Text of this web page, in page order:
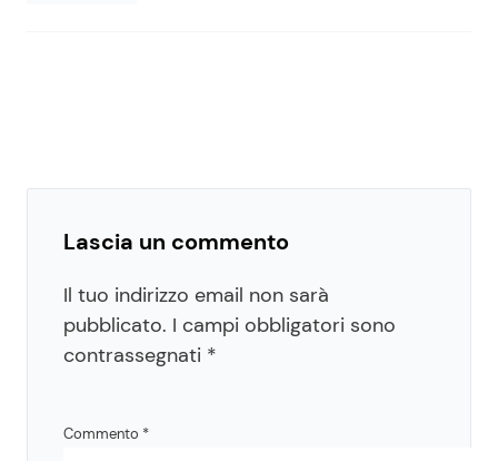
Lascia un commento
Il tuo indirizzo email non sarà
pubblicato. I campi obbligatori sono
contrassegnati *
Commento *